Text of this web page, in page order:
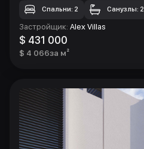
Спальни: 2 Санузлы: 2
Застройщик: Alex Villas
$ 431 000
$ 4 066за м²